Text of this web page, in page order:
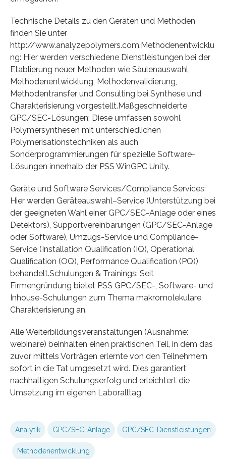
Technische Details zu den Geräten und Methoden
finden Sie unter
http://www.analyzepolymers.com.Methodenentwicklu
ng: Hier werden verschiedene Dienstleistungen bei der
Etablierung neuer Methoden wie Säulenauswahl,
Methodenentwicklung, Methodenvalidierung,
Methodentransfer und Consulting bei Synthese und
Charakterisierung vorgestellt.Maßgeschneiderte
GPC/SEC-Lösungen: Diese umfassen sowohl
Polymersynthesen mit unterschiedlichen
Polymerisationstechniken als auch
Sonderprogrammierungen für spezielle Software-
Lösungen innerhalb der PSS WinGPC Unity.
Geräte und Software Services/Compliance Services:
Hier werden Geräteauswahl–Service (Unterstützung bei
der geeigneten Wahl einer GPC/SEC-Anlage oder eines
Detektors), Supportvereinbarungen (GPC/SEC-Anlage
oder Software), Umzugs-Service und Compliance-
Service (Installation Qualification (IQ), Operational
Qualification (OQ), Performance Qualification (PQ))
behandelt.Schulungen & Trainings: Seit
Firmengründung bietet PSS GPC/SEC-, Software- und
Inhouse-Schulungen zum Thema makromolekulare
Charakterisierung an.
Alle Weiterbildungsveranstaltungen (Ausnahme:
webinare) beinhalten einen praktischen Teil, in dem das
zuvor mittels Vorträgen erlernte von den Teilnehmern
sofort in die Tat umgesetzt wird. Dies garantiert
nachhaltigen Schulungserfolg und erleichtert die
Umsetzung im eigenen Laboralltag.
Analytik GPC/SEC-Anlage GPC/SEC-Dienstleistungen
Methodenentwicklung